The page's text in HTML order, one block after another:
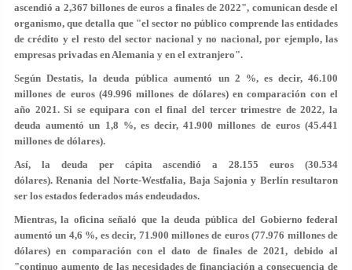
ascendió a 2,367 billones de euros a finales de 2022", comunican desde el
organismo, que detalla que "el sector no público comprende las entidades
de crédito y el resto del sector nacional y no nacional, por ejemplo, las
empresas privadas en Alemania y en el extranjero".
Según Destatis, la deuda pública aumentó un2 %, es decir, 46.100
millones de euros (49.996 millones de dólares) en comparación con el
año 2021. Si se equipara con el final del tercer trimestre de 2022, la
deuda aumentó un 1,8 %, es decir, 41.900 millones de euros (45.441
millones de dólares).
Así, la deuda per cápita ascendió a 28.155 euros (30.534
dólares).Renania del Norte-Westfalia, Baja Sajonia y Berlínresultaron
ser los estados federados más endeudados.
Mientras, la oficina señaló que la deuda pública del Gobierno federal
aumentó un 4,6 %, es decir, 71.900 millones de euros (77.976 millones de
dólares) en comparación con el dato de finales de 2021, debido al
"continuo aumento de las necesidades de financiación aconsecuencia de